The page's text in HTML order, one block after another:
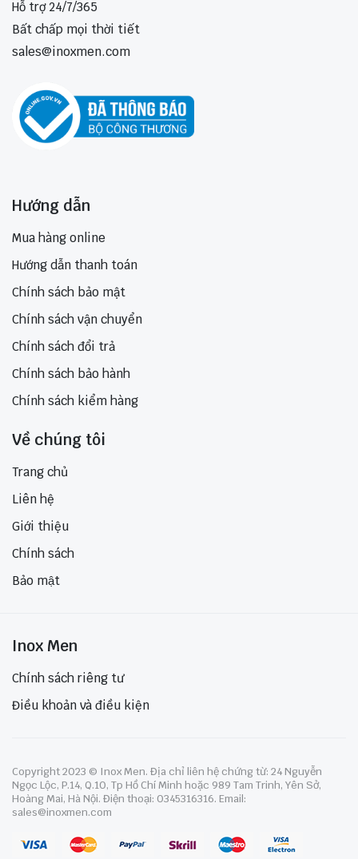
Hỗ trợ 24/7/365
Bất chấp mọi thời tiết
sales@inoxmen.com
Hướng dẫn
Mua hàng online
Hướng dẫn thanh toán
Chính sách bảo mật
Chính sách vận chuyển
Chính sách đổi trả
Chính sách bảo hành
Chính sách kiểm hàng
Về chúng tôi
Trang chủ
Liên hệ
Giới thiệu
Chính sách
Bảo mật
Inox Men
Chính sách riêng tư
Điều khoản và điều kiện
Copyright 2023 © Inox Men. Địa chỉ liên hệ chứng từ: 24 Nguyễn
Ngọc Lộc, P.14, Q.10, Tp Hồ Chí Minh hoặc 989 Tam Trinh, Yên Sở,
Hoàng Mai, Hà Nội. Điện thoại: 0345316316. Email:
sales@inoxmen.com